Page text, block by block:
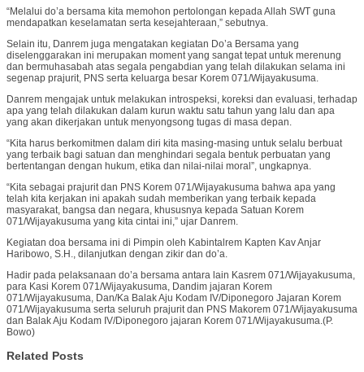
“Melalui do’a bersama kita memohon pertolongan kepada Allah SWT guna
mendapatkan keselamatan serta kesejahteraan,” sebutnya.
Selain itu, Danrem juga mengatakan kegiatan Do’a Bersama yang
diselenggarakan ini merupakan moment yang sangat tepat untuk merenung
dan bermuhasabah atas segala pengabdian yang telah dilakukan selama ini
segenap prajurit, PNS serta keluarga besar Korem 071/Wijayakusuma.
Danrem mengajak untuk melakukan introspeksi, koreksi dan evaluasi, terhadap
apa yang telah dilakukan dalam kurun waktu satu tahun yang lalu dan apa
yang akan dikerjakan untuk menyongsong tugas di masa depan.
“Kita harus berkomitmen dalam diri kita masing-masing untuk selalu berbuat
yang terbaik bagi satuan dan menghindari segala bentuk perbuatan yang
bertentangan dengan hukum, etika dan nilai-nilai moral”, ungkapnya.
“Kita sebagai prajurit dan PNS Korem 071/Wijayakusuma bahwa apa yang
telah kita kerjakan ini apakah sudah memberikan yang terbaik kepada
masyarakat, bangsa dan negara, khususnya kepada Satuan Korem
071/Wijayakusuma yang kita cintai ini,” ujar Danrem.
Kegiatan doa bersama ini di Pimpin oleh Kabintalrem Kapten Kav Anjar
Haribowo, S.H., dilanjutkan dengan zikir dan do’a.
Hadir pada pelaksanaan do’a bersama antara lain Kasrem 071/Wijayakusuma,
para Kasi Korem 071/Wijayakusuma, Dandim jajaran Korem
071/Wijayakusuma, Dan/Ka Balak Aju Kodam IV/Diponegoro Jajaran Korem
071/Wijayakusuma serta seluruh prajurit dan PNS Makorem 071/Wijayakusuma
dan Balak Aju Kodam IV/Diponegoro jajaran Korem 071/Wijayakusuma.(P.
Bowo)
Related Posts